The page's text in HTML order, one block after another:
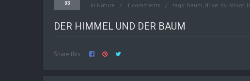
03 in Nature 1 comments tags: baum, drive_by_shoot,
DER HIMMEL UND DER BAUM
Share this: